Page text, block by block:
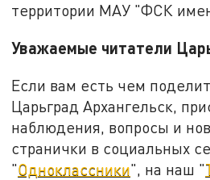
территории МАУ "ФСК
Уважаемые читатели
Если вам есть чем
Царьград Архангельск,
наблюдения, вопросы и
странички в социальных
"Одноклассники", на наш "